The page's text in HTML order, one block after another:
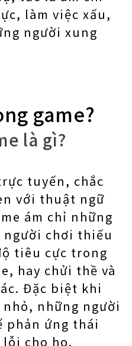
làm việc xấu,
người xung
game?
là gì?
tuyến, chắc
với thuật ngữ
ám chỉ những
người chơi thiếu
tiêu cực trong
hay chửi thề và
Đặc biệt khi
những người
phản ứng thái
lỗi cho họ.